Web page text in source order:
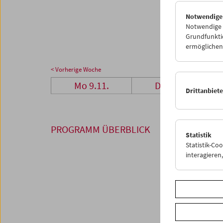
30
< Vorherige Woche
Mo 9.11. Di 10.11.
PROGRAMM ÜBERBLICK
Notwendige
Statistik
Statistik-